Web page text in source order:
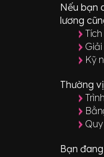
Nếu bạn
lương
Kỹ
Thường
Bạn